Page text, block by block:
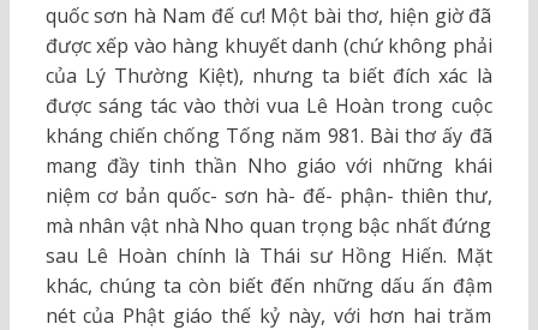
quốc sơn hà Nam đế cư! Một bài thơ, hiện giờ đã
được xếp vào hàng khuyết danh (chứ không phải
của Lý Thường Kiệt), nhưng ta biết đích xác là
được sáng tác vào thời vua Lê Hoàn trong cuộc
kháng chiến chống Tống năm 981. Bài thơ ấy đã
mang đầy tinh thần Nho giáo với những khái
niệm cơ bản quốc- sơn hà- đế- phận- thiên thư,
mà nhân vật nhà Nho quan trọng bậc nhất đứng
sau Lê Hoàn chính là Thái sư Hồng Hiến. Mặt
khác, chúng ta còn biết đến những dấu ấn đậm
nét của Phật giáo thế kỷ này, với hơn hai trăm